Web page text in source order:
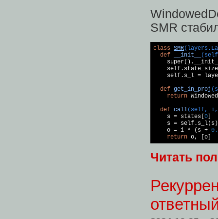
SMR
class SMR
def
__init__
self.s_l =
def get_in_proj
return
def call(self, i,
    s = states[
0
    s = self.s_l(s)
    o = i * (s +
return o, [o]
Читать